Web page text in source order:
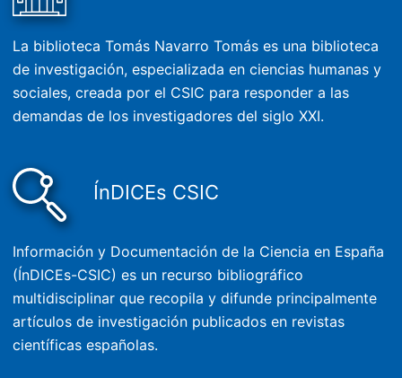
La biblioteca Tomás Navarro Tomás es una biblioteca
de investigación, especializada en ciencias humanas y
sociales, creada por el CSIC para responder a las
demandas de los investigadores del siglo XXI.
ÍnDICEs CSIC
Información y Documentación de la Ciencia en España
(ÍnDICEs-CSIC) es un recurso bibliográfico
multidisciplinar que recopila y difunde principalmente
artículos de investigación publicados en revistas
científicas españolas.